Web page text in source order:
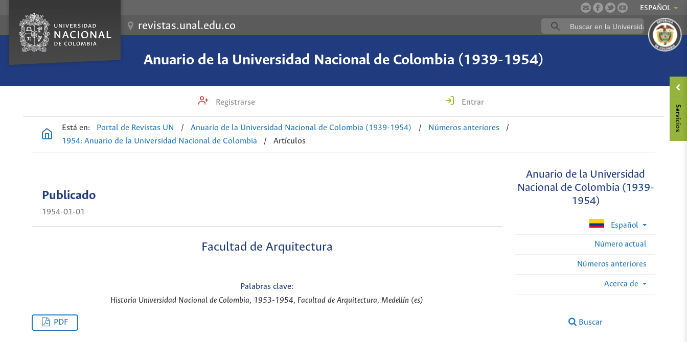
ESPAÑOL
revistas.unal.edu.co
Anuario de la Universidad Nacional de Colombia (1939-1954)
Registrarse Entrar
Está en: Portal de Revistas UN / Anuario de la Universidad Nacional de Colombia (1939-1954) / Números anteriores
/
1954: Anuario de la Universidad Nacional de Colombia
/ Artículos
Anuario de la Universidad
Nacional de Colombia (1939-
1954)
Español
Número actual
Números anteriores
Acerca de
Buscar
Publicado
1954-01-01
Facultad de Arquitectura
Palabras clave:
Historia Universidad Nacional de Colombia, 1953-1954, Facultad de Arquitectura, Medellín (es)
PDF